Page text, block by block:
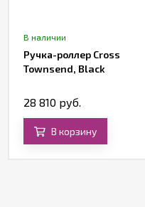
В наличии
Ручка-роллер Cross
Townsend, Black
28 810 руб.
В корзину